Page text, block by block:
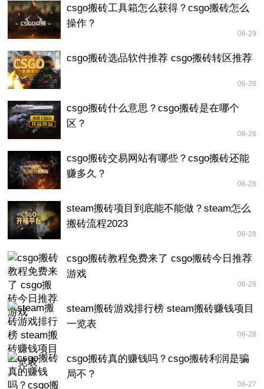
csgo搬砖工具箱怎么获得？csgo搬砖怎么
操作？
06-29
csgo搬砖选品软件推荐 csgo搬砖转区推荐
06-28
csgo搬砖什么意思？csgo搬砖是在哪个
区？
06-28
csgo搬砖交易网站有哪些？csgo搬砖还能
赚多久？
06-28
steam搬砖项目到底能不能做？steam怎么
搬砖流程2023
06-28
csgo搬砖教程免费来了 csgo搬砖今日推荐
游戏
06-28
steam搬砖游戏排行榜 steam搬砖赚钱项目
一览表
06-28
csgo搬砖真的赚钱吗？csgo搬砖利润是骗
局不？
06-27